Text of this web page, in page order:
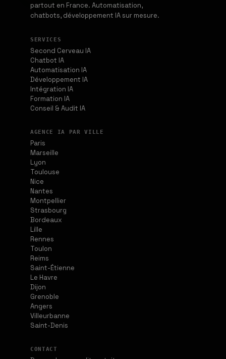
partout en France. Automatisation,
chatbots, développement IA sur mesure.
SERVICES
Second Cerveau IA
Chatbot IA
Automatisation IA
Développement IA
Intégration IA
Formation IA
Conseil & Audit IA
AGENCE IA PAR VILLE
Paris
Marseille
Lyon
Toulouse
Nice
Nantes
Montpellier
Strasbourg
Bordeaux
Lille
Rennes
Toulon
Reims
Saint-Étienne
Le Havre
Dijon
Grenoble
Angers
Villeurbanne
Saint-Denis
CONTACT